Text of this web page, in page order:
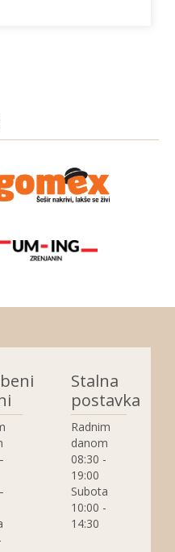
Stalna
postavka
Radnim
danom
08:30 -
19:00
Subota
10:00 -
14:30